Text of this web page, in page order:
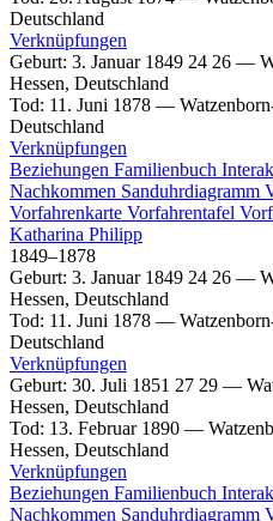
Deutschland
Verknüpfungen
Geburt: 3. Januar 1849 24 26 —
Hessen, Deutschland
Tod: 11. Juni 1878 —
Deutschland
Verknüpfungen
Beziehungen Familienbuch
Nachkommen Sanduhrdiagramm
Vorfahrenkarte Vorfahrentafel
Katharina Philipp
1849–1878
Geburt: 3. Januar 1849 24 26 —
Hessen, Deutschland
Tod: 11. Juni 1878 —
Deutschland
Verknüpfungen
Geburt: 30. Juli 1851 27 29 —
Hessen, Deutschland
Tod: 13. Februar 1890 —
Hessen, Deutschland
Verknüpfungen
Beziehungen Familienbuch
Nachkommen Sanduhrdiagramm